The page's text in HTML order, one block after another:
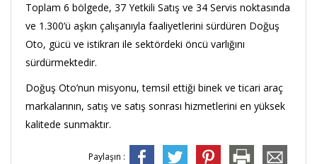
Toplam 6 bölgede, 37 Yetkili Satış ve 34 Servis noktasında
ve 1.300’ü aşkın çalışanıyla faaliyetlerini sürdüren Doğuş
Oto, gücü ve istikrarı ile sektördeki öncü varlığını
sürdürmektedir.
Doğuş Oto’nun misyonu, temsil ettiği binek ve ticari araç
markalarının, satış ve satış sonrası hizmetlerini en yüksek
kalitede sunmaktır.
Paylaşın :